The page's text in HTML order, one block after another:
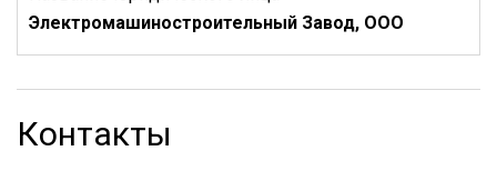
Электромашиностроительный Завод, ООО
Контакты